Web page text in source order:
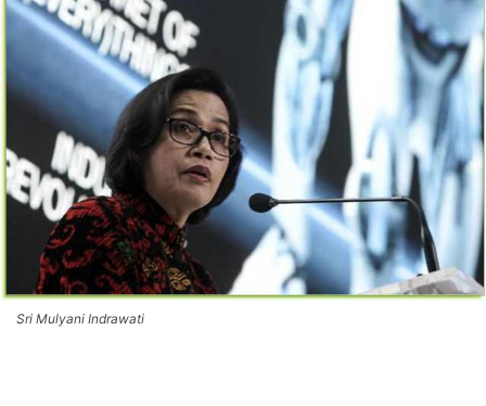
Sri Mulyani Indrawati